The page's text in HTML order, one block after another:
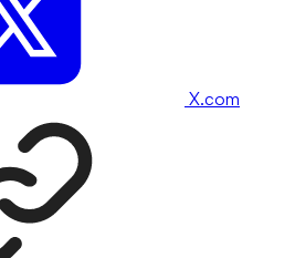
X.com